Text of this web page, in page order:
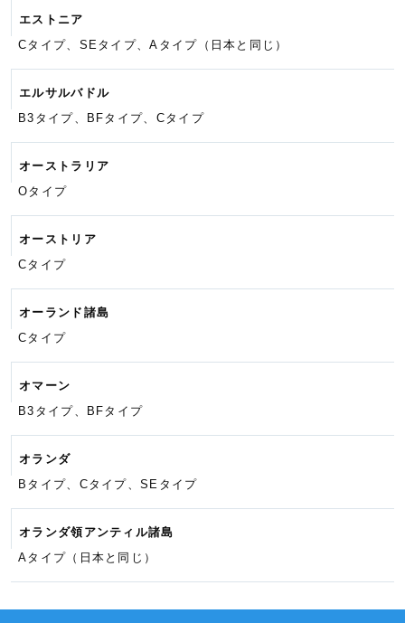
エストニア
Cタイプ、SEタイプ、Aタイプ （日本と同じ）
エルサルバドル
B3タイプ、BFタイプ、Cタイプ
オーストラリア
Oタイプ
オーストリア
Cタイプ
オーランド諸島
Cタイプ
オマーン
B3タイプ、BFタイプ
オランダ
Bタイプ、Cタイプ、SEタイプ
オランダ領アンティル諸島
Aタイプ（日本と同じ）